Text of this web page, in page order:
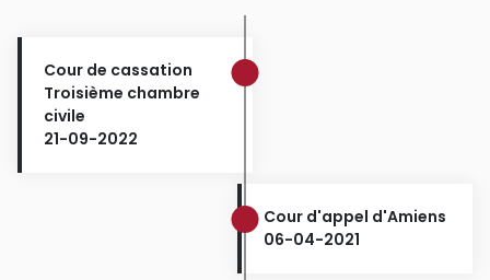
Cour de cassation
Troisième chambre
civile
21-09-2022
Cour d'appel d'Amiens
06-04-2021